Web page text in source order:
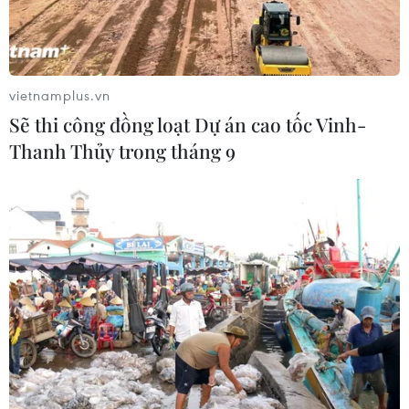
Người tiêu dùng Thành phố Hồ Chí Minh có xu hướng mua sắm
tiết kiệm và tập trung nhóm hàng hóa phục vụ bữa ăn hàng
ngày. (Ảnh: Mỹ Phương/TTXVN)
Ghi nhận tại thị trường Thành phố Hồ Chí Minh
vietnamplus.vn
Sẽ thi công đồng loạt Dự án cao tốc Vinh-
Thanh Thủy trong tháng 9